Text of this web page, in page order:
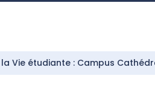
Vie étudiante : Campus